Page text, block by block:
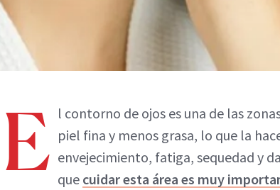
E l contorno de ojos es una de las
piel fina y menos grasa, lo que la
envejecimiento, fatiga, sequedad y
que cuidar esta área es muy